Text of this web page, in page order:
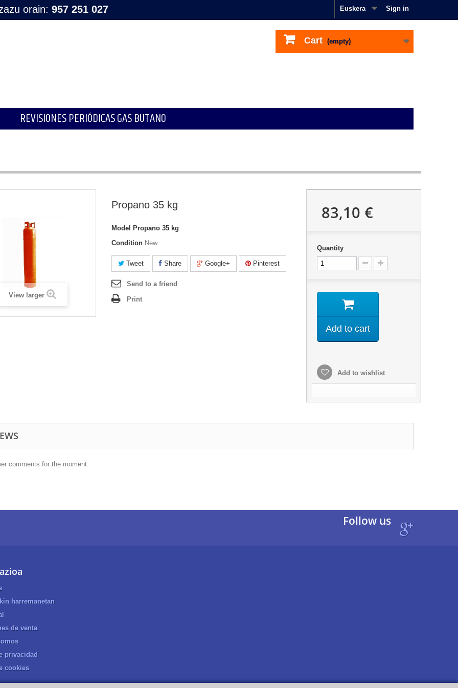
Sign in
Euskera
orain: 957 251 027
Cart (empty)
REVISIONES PERIÓDICAS GAS BUTANO
View larger
Propano 35 kg
Model
Propano 35 kg
Condition New
Tweet Share Google+ Pinterest
Send to a friend
Print
83,10 €
Quantity
Add to cart
Add to wishlist
comments for the moment.
Follow us
harremanetan
de venta
privacidad
cookies